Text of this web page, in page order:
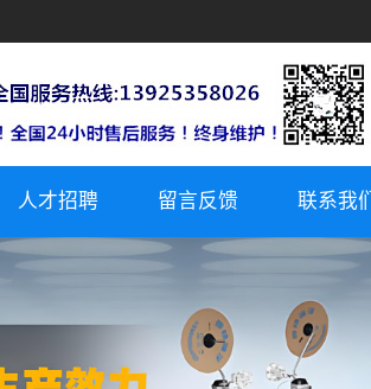
人才招聘 留言反馈 联系我们